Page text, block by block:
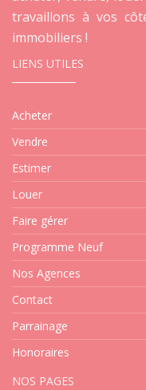
travaillons à vos
immobiliers !
LIENS UTILES
Acheter
Vendre
Estimer
Louer
Faire gérer
Programme Neuf
Nos Agences
Contact
Parrainage
Honoraires
NOS PAGES